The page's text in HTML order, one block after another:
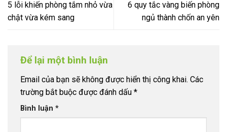
5 lỗi khiến phòng tắm nhỏ vừa
chật vừa kém sang
6 quy tắc vàng biến phòng
ngủ thành chốn an yên
Để lại một bình luận
Email của bạn sẽ không được hiển thị công khai. Các
trường bắt buộc được đánh dấu *
Bình luận *